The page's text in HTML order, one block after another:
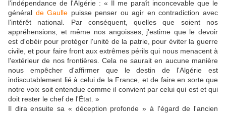
l'indépendance de l'Algérie : « Il me paraît inconcevable que le
général de Gaulle puisse penser ou agir en contradiction avec
l'intérêt national. Par conséquent, quelles que soient nos
appréhensions, et même nos angoisses, j'estime que le devoir
est d'obéir pour protéger l'unité de la patrie, pour éviter la guerre
civile, et pour faire front aux extrêmes périls qui nous menacent à
l'extérieur de nos frontières. Cela ne saurait en aucune manière
nous empêcher d'affirmer que le destin de l'Algérie est
indiscutablement lié à celui de la France, et de faire en sorte que
notre voix soit entendue comme il convient par celui qui est et qui
doit rester le chef de l'État. »
Il dira ensuite sa « déception profonde » à l'égard de l'ancien